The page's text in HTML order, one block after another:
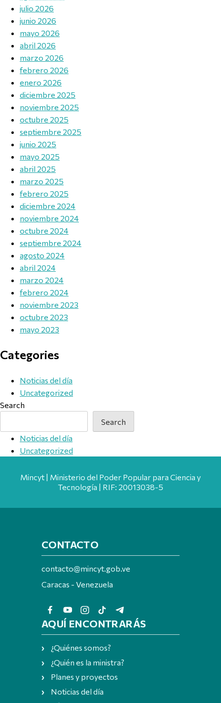
julio 2026
junio 2026
mayo 2026
abril 2026
marzo 2026
febrero 2026
enero 2026
diciembre 2025
noviembre 2025
octubre 2025
septiembre 2025
junio 2025
mayo 2025
abril 2025
marzo 2025
febrero 2025
diciembre 2024
noviembre 2024
octubre 2024
septiembre 2024
agosto 2024
abril 2024
marzo 2024
febrero 2024
noviembre 2023
octubre 2023
mayo 2023
Categories
Noticias del día
Uncategorized
Search
Search
Noticias del día
Uncategorized
Mincyt | Ministerio del Poder Popular para Ciencia y
Tecnología | RIF: 20013038-5
CONTACTO
contacto@mincyt.gob.ve
Caracas - Venezuela
AQUÍ ENCONTRARÁS
¿Quiénes somos?
¿Quién es la ministra?
Planes y proyectos
Noticias del día